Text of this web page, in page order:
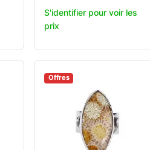
S'identifier pour voir les
prix
Offres